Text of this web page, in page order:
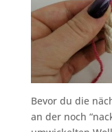
Bevor du die
an der noch